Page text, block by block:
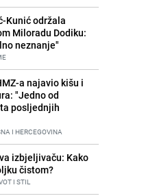
Kunić održala
Miloradu Dodiku:
neznanje"
a najavio kišu i
"Jedno od
posljednjih
I HERCEGOVINA
izbjeljivaču: Kako
čistom?
I STIL